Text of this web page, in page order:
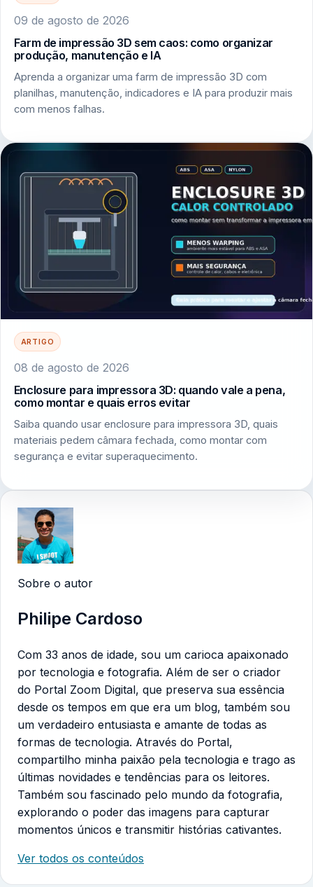
09 de agosto de 2026
Farm de impressão 3D sem caos: como organizar
produção, manutenção e IA
Aprenda a organizar uma farm de impressão 3D com
planilhas, manutenção, indicadores e IA para produzir mais
com menos falhas.
ARTIGO
08 de agosto de 2026
Enclosure para impressora 3D: quando vale a pena,
como montar e quais erros evitar
Saiba quando usar enclosure para impressora 3D, quais
materiais pedem câmara fechada, como montar com
segurança e evitar superaquecimento.
Sobre o autor
Philipe Cardoso
Com 33 anos de idade, sou um carioca apaixonado
por tecnologia e fotografia. Além de ser o criador
do Portal Zoom Digital, que preserva sua essência
desde os tempos em que era um blog, também sou
um verdadeiro entusiasta e amante de todas as
formas de tecnologia. Através do Portal,
compartilho minha paixão pela tecnologia e trago as
últimas novidades e tendências para os leitores.
Também sou fascinado pelo mundo da fotografia,
explorando o poder das imagens para capturar
momentos únicos e transmitir histórias cativantes.
Ver todos os conteúdos